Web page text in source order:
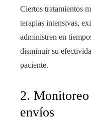
Ciertos tratamientos
terapias intensivas,
administren en
disminuir su
paciente.
2.
envíos